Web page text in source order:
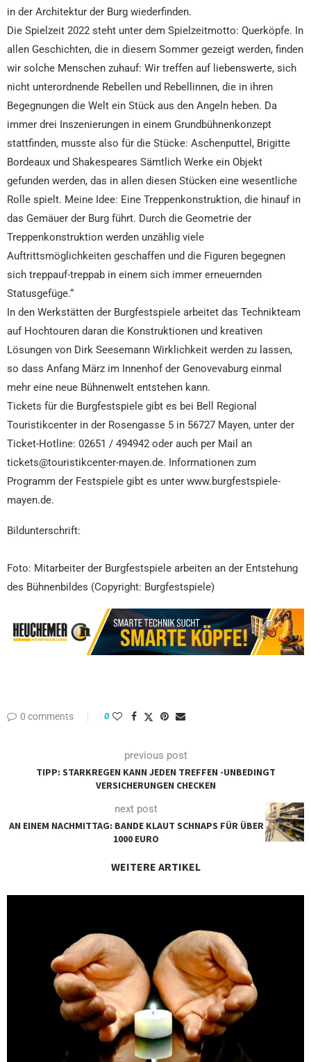
in der Architektur der Burg wiederfinden.
Die Spielzeit 2022 steht unter dem Spielzeitmotto: Querköpfe. In
allen Geschichten, die in diesem Sommer gezeigt werden, finden
wir solche Menschen zuhauf: Wir treffen auf liebenswerte, sich
nicht unterordnende Rebellen und Rebellinnen, die in ihren
Begegnungen die Welt ein Stück aus den Angeln heben. Da
immer drei Inszenierungen in einem Grundbühnenkonzept
stattfinden, musste also für die Stücke: Aschenputtel, Brigitte
Bordeaux und Shakespeares Sämtlich Werke ein Objekt
gefunden werden, das in allen diesen Stücken eine wesentliche
Rolle spielt. Meine Idee: Eine Treppenkonstruktion, die hinauf in
das Gemäuer der Burg führt. Durch die Geometrie der
Treppenkonstruktion werden unzählig viele
Auftrittsmöglichkeiten geschaffen und die Figuren begegnen
sich treppauf-treppab in einem sich immer erneuernden
Statusgefüge.“
In den Werkstätten der Burgfestspiele arbeitet das Technikteam
auf Hochtouren daran die Konstruktionen und kreativen
Lösungen von Dirk Seesemann Wirklichkeit werden zu lassen,
so dass Anfang März im Innenhof der Genovevaburg einmal
mehr eine neue Bühnenwelt entstehen kann.
Tickets für die Burgfestspiele gibt es bei Bell Regional
Touristikcenter in der Rosengasse 5 in 56727 Mayen, unter der
Ticket-Hotline: 02651 / 494942 oder auch per Mail an
tickets@touristikcenter-mayen.de. Informationen zum
Programm der Festspiele gibt es unter www.burgfestspiele-
mayen.de.
Bildunterschrift:
Foto: Mitarbeiter der Burgfestspiele arbeiten an der Entstehung
des Bühnenbildes (Copyright: Burgfestspiele)
0 comments 0
previous post
TIPP: STARKREGEN KANN JEDEN TREFFEN -UNBEDINGT
VERSICHERUNGEN CHECKEN
next post
AN EINEM NACHMITTAG: BANDE KLAUT SCHNAPS FÜR ÜBER
1000 EURO
WEITERE ARTIKEL